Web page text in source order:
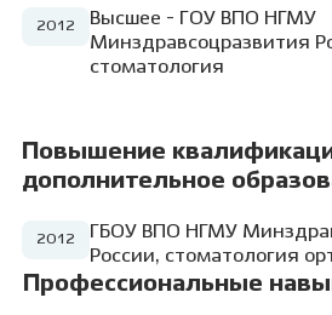
2012
Высшее - ГОУ ВПО НГМУ
Минздравсоцразвития
стоматология
Повышение
дополнительное
2012
ГБОУ ВПО НГМУ
России, стоматология
Профессиональные